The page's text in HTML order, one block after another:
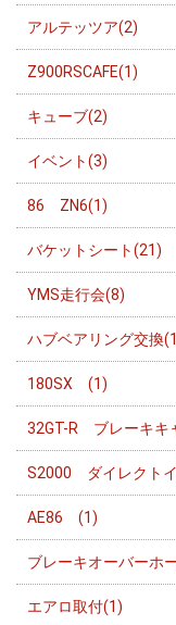
アルテッツア(2)
Z900RSCAFE(1)
キューブ(2)
イベント(3)
86 ZN6(1)
バケットシート(21)
YMS走行会(8)
ハブベアリング交換
180SX (1)
32GT-R ブレーキキ
S2000 ダイレクト
AE86 (1)
ブレーキオーバーホ
エアロ取付(1)